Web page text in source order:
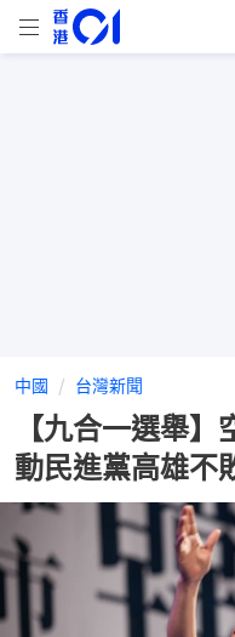
中國 台灣新聞
【九合一選舉
動民進黨高雄不